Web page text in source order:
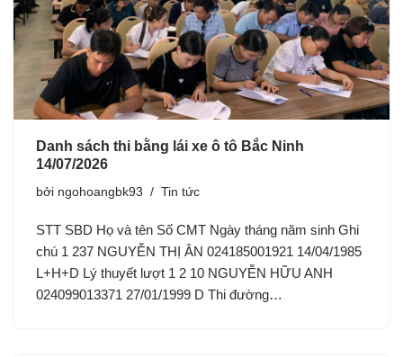
Danh sách thi bằng lái xe ô tô Bắc Ninh
14/07/2026
bởi ngohoangbk93 Tin tức
STT SBD Họ và tên Số CMT Ngày tháng năm sinh Ghi
chú 1 237 NGUYỄN THỊ ÂN 024185001921 14/04/1985
L+H+D Lý thuyết lượt 1 2 10 NGUYỄN HỮU ANH
024099013371 27/01/1999 D Thi đường…